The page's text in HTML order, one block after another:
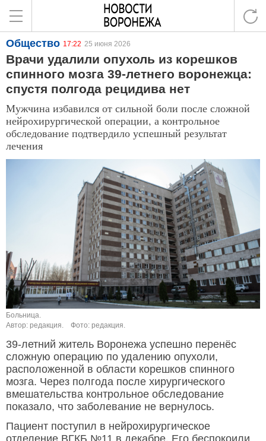
Общество 17:22 25 июня 2026
Врачи удалили опухоль из корешков
спинного мозга 39-летнего воронежца:
спустя полгода рецидива нет
Мужчина избавился от сильной боли после сложной
нейрохирургической операции, а контрольное
обследование подтвердило успешный результат
лечения
Больница.
Автор: редакция.
Фото: редакция.
39-летний житель Воронежа успешно перенёс
сложную операцию по удалению опухоли,
расположенной в области корешков спинного
мозга. Через полгода после хирургического
вмешательства контрольное обследование
показало, что заболевание не вернулось.
Пациент поступил в нейрохирургическое